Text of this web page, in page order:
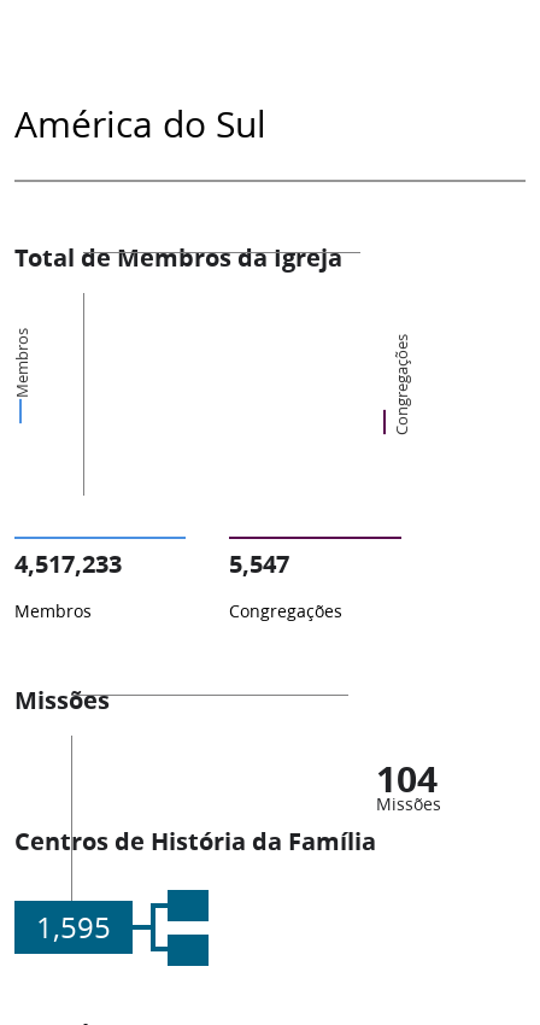
América do Sul
Total de Membros da Igreja
Membros Congregações
4,517,233
Membros
5,547
Congregações
Missões
104
Missões
Centros de História da Família
1,595